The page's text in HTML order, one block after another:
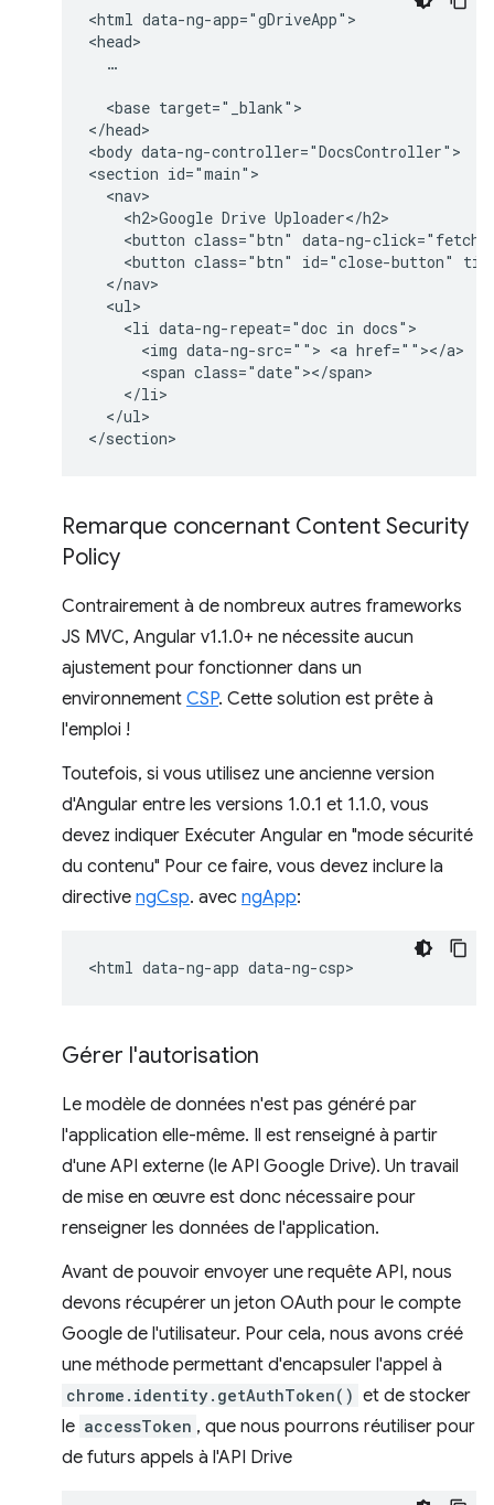
<html data-ng-app="gDriveApp">
<head>
  …
  <base target="_blank">
</head>
<body data-ng-controller="DocsController">
<section id="main">
  <nav>
    <h2>Google Drive Uploader</h2>
<button class="btn" data-ng-
<button class="btn" id="close-button"
  </nav>
  <ul>
    <li data-ng-repeat="doc in docs">
      <img data-ng-src=""> <a href=""></a>
      <span class="date"></span>
    </li>
  </ul>
Remarque concernant Content Security
Policy
Contrairement à de nombreux autres frameworks
JS MVC, Angular v1.1.0+ ne nécessite aucun
ajustement pour fonctionner dans un
environnement CSP. Cette solution est prête à
l'emploi !
Toutefois, si vous utilisez une ancienne version
d'Angular entre les versions 1.0.1 et 1.1.0, vous
devez indiquer Exécuter Angular en "mode sécurité
du contenu" Pour ce faire, vous devez inclure la
directive ngCsp. avec ngApp:
Gérer l'autorisation
Le modèle de données n'est pas généré par
l'application elle-même. Il est renseigné à partir
d'une API externe (le API Google Drive). Un travail
de mise en œuvre est donc nécessaire pour
renseigner les données de l'application.
Avant de pouvoir envoyer une requête API, nous
devons récupérer un jeton OAuth pour le compte
Google de l'utilisateur. Pour cela, nous avons créé
une méthode permettant d'encapsuler l'appel à
chrome.identity.getAuthToken() et de stocker
le accessToken , que nous pourrons réutiliser pour
de futurs appels à l'API Drive